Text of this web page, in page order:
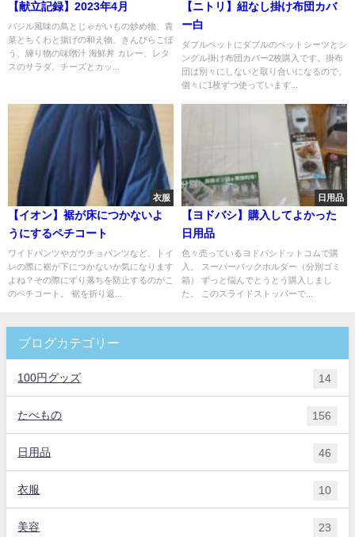
【献立記録】2023年4月
バジル風味の鳥とじゃがいもの炒め物、青
菜とちくわと揚げの和え物、きんぴらごぼ
う、練り物の味噌汁 海鮮丼 カレー、レタ
スのサラダ、チーズとカッ...
【ニトリ】紐なし掛け布団カバ
ー白
ダブルベットにダブルのベットシーツとシ
ングル掛け布団カバー2枚購入です。掛布
団は別々にしないと取り合いになるので、
個々に1枚ずつ使っています...
衣服
【イオン】裾が床につかないよ
うにするペチコート
ワイドパンツやガウチョパンツなど、トイ
レの際に裾が下につかないか気になります
よね？その際にずり落ちを防止するのがこ
のペチコート。 裾を折り返...
日用品
【ヨドバシ】購入してよかった
日用品
色々売っているヨドバシドットコムで購
入。 スーパーバックホルダー（分別ゴミ
箱） ずっと悩んでとうとう購入しまし
た。 このスライドストッパーで...
ブログカテゴリー
100円グッズ 14
たべもの 156
日用品 46
衣服 10
美容 23